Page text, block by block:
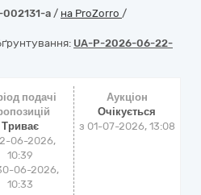
a / на ProZorro /
UA-P-2026-06-22-
подачі
Триває
06-2026,
10:39
06-2026,
10:33
Аукціон
Очікується
з 01-07-2026, 13:08